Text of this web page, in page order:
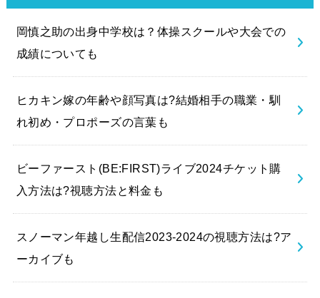
岡慎之助の出身中学校は？体操スクールや大会での
成績についても
ヒカキン嫁の年齢や顔写真は?結婚相手の職業・馴
れ初め・プロポーズの言葉も
ビーファースト(BE:FIRST)ライブ2024チケット購
入方法は?視聴方法と料金も
スノーマン年越し生配信2023-2024の視聴方法は?ア
ーカイブも